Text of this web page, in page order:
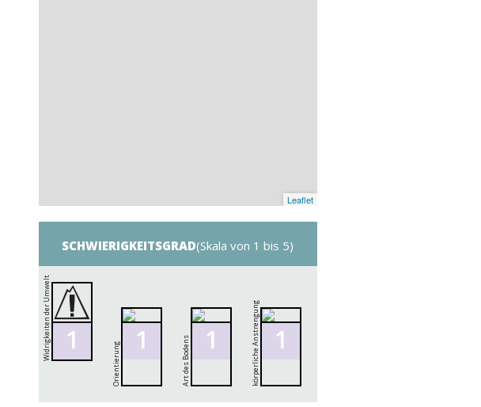
Leaflet
SCHWIERIGKEITSGRAD(Skala von 1 bis 5)
Widrigkeiten der Umwelt 1
Orientierung
1 Art des Bodens 1 körperliche Anstrengung 1